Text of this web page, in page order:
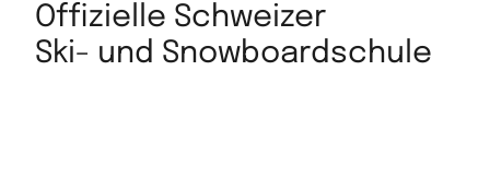
Offizielle Schweizer
Ski- und Snowboardschule